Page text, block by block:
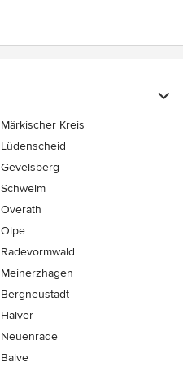
Märkischer Kreis
Lüdenscheid
Gevelsberg
Schwelm
Overath
Olpe
Radevormwald
Meinerzhagen
Bergneustadt
Halver
Neuenrade
Balve